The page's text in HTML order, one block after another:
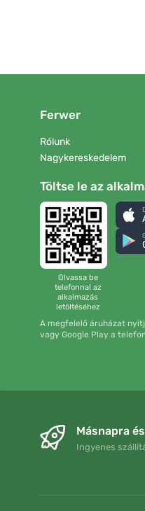
Ferwer
Rólunk
Nagykereskedelem
Töltse le az
Olvassa be
telefonnal az
alkalmazás
letöltéséhez
A megfelelő áruházat
vagy Google Play a
Másnapra
Ingyenes